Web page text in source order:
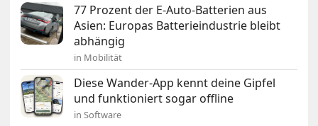
77 Prozent der E-Auto-Batterien aus
Asien: Europas Batterieindustrie bleibt
abhängig
in Mobilität
Diese Wander-App kennt deine Gipfel
und funktioniert sogar offline
in Software